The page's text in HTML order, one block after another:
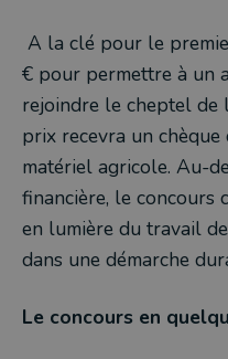
A la clé pour le
€ pour permettre à un
rejoindre le cheptel de
prix recevra un
matériel agricole. Au-
financière, le concours
en lumière du travail
dans une démarche
Le concours en